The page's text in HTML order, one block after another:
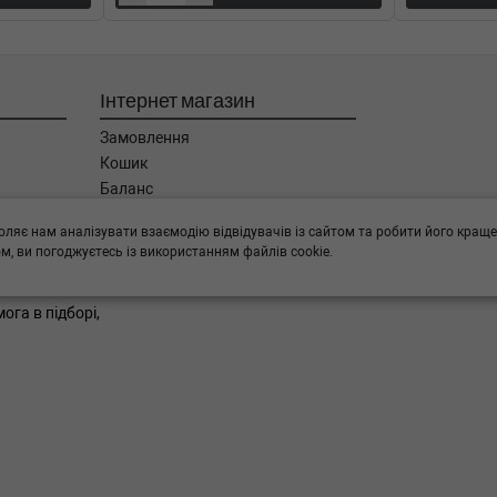
Об'єм: 130cc,
01) (Тип: , Об'єм: 147cc,
01) (Тип: , Об'єм: 145cc,
Об'єм: 135cc,
Об'єм: 130cc,
Інтернет магазин
Замовлення
Кошик
Баланс
Бренди
в підборі,
нам аналізувати взаємодію відвідувачів із сайтом та робити його краще.
ви погоджуєтесь із використанням файлів cookie.